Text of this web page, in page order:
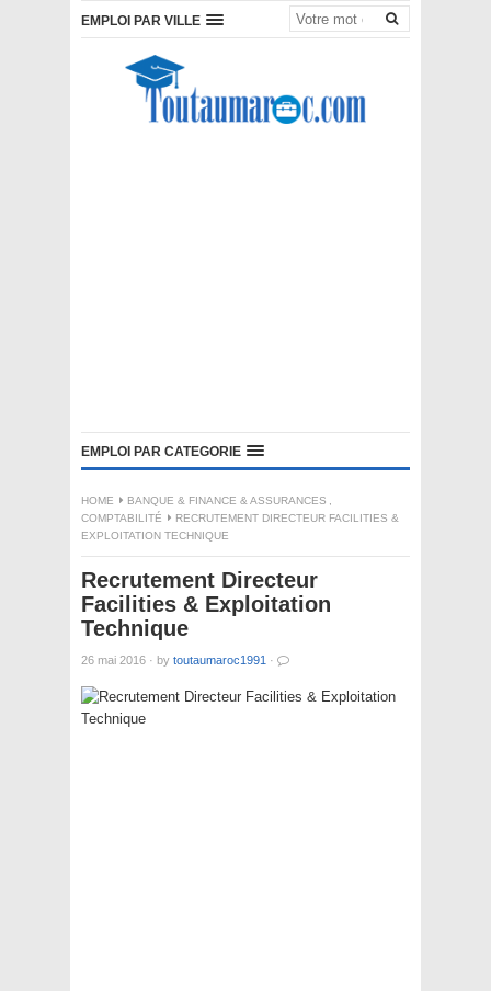
EMPLOI PAR VILLE
EMPLOI PAR CATEGORIE
HOME BANQUE & FINANCE & ASSURANCES ,
COMPTABILITÉ
RECRUTEMENT DIRECTEUR FACILITIES &
EXPLOITATION TECHNIQUE
Recrutement Directeur
Facilities & Exploitation
Technique
26 mai 2016 · by toutaumaroc1991 ·